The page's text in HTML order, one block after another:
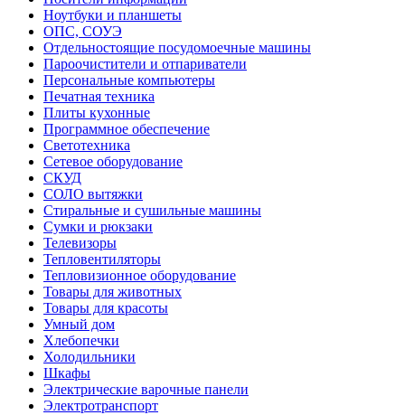
Ноутбуки и планшеты
ОПС, СОУЭ
Отдельностоящие посудомоечные машины
Пароочистители и отпариватели
Персональные компьютеры
Печатная техника
Плиты кухонные
Программное обеспечение
Светотехника
Сетевое оборудование
СКУД
СОЛО вытяжки
Стиральные и сушильные машины
Сумки и рюкзаки
Телевизоры
Тепловентиляторы
Тепловизионное оборудование
Товары для животных
Товары для красоты
Умный дом
Хлебопечки
Холодильники
Шкафы
Электрические варочные панели
Электротранспорт